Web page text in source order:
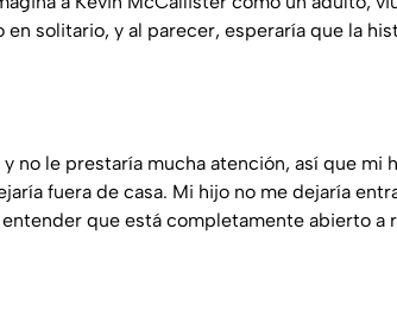
en solitario, y al parecer, esperaría que la
no le prestaría mucha atención, así que mi
fuera de casa. Mi hijo no me dejaría
que está completamente abierto a